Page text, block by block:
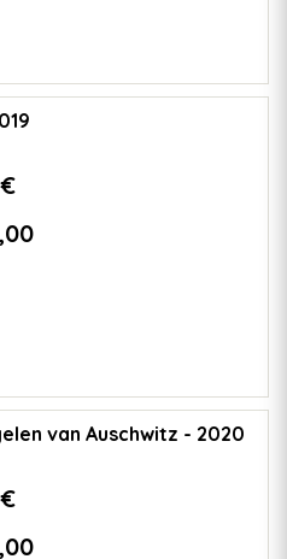
€
van Auschwitz - 2020
€